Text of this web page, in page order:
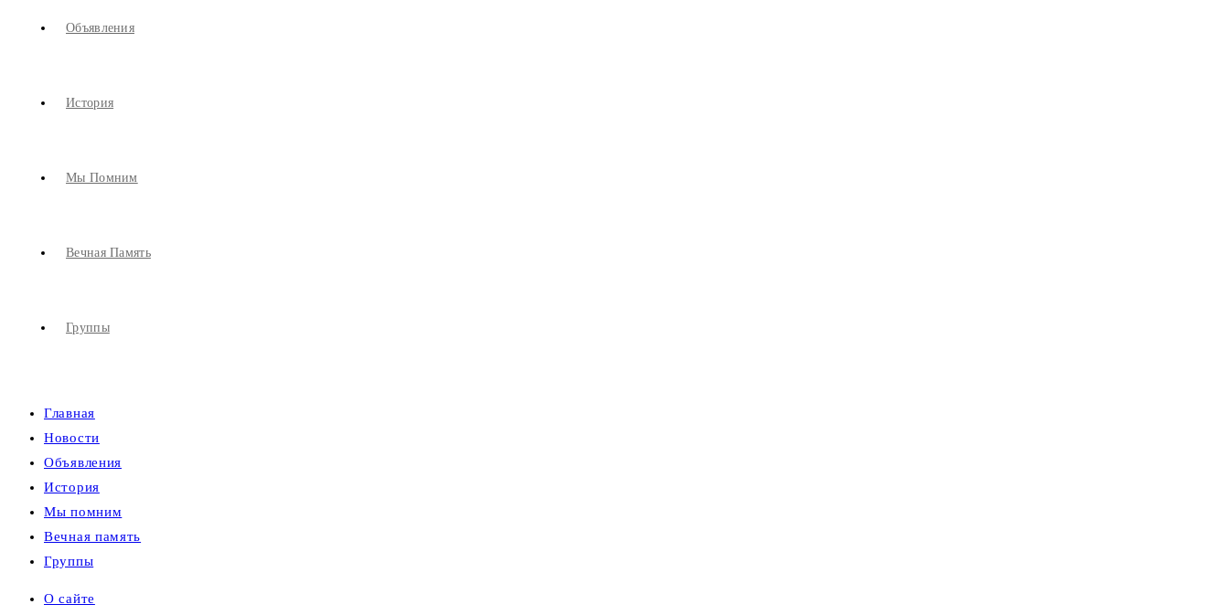
Объявления
История
Мы Помним
Вечная Память
Группы
Главная
Новости
Объявления
История
Мы помним
Вечная память
Группы
О сайте